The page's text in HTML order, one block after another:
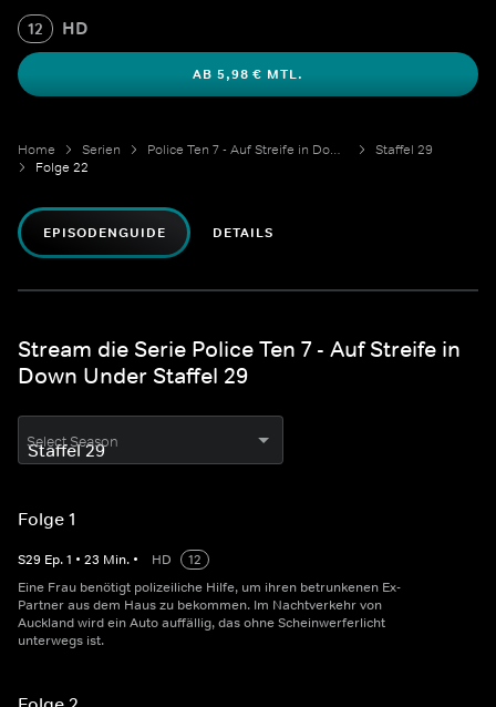
12 HD
AB 5,98 € MTL.
Home Serien Police Ten 7 - Auf Streife in Down Under
Staffel 29
Folge 22
EPISODENGUIDE DETAILS
Stream die Serie Police Ten 7 - Auf Streife in
Down Under Staffel 29
Select Season
Folge 1
S29 Ep.1 • 23 Min. • HD
12
Eine Frau benötigt polizeiliche Hilfe, um ihren betrunkenen Ex-
Partner aus dem Haus zu bekommen. Im Nachtverkehr von
Auckland wird ein Auto auffällig, das ohne Scheinwerferlicht
unterwegs ist.